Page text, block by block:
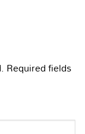
Required fields